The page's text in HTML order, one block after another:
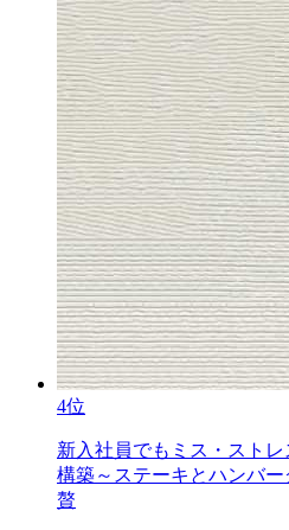
4位
新入社員でもミス・スト
構築～ステーキとハンバ
贅